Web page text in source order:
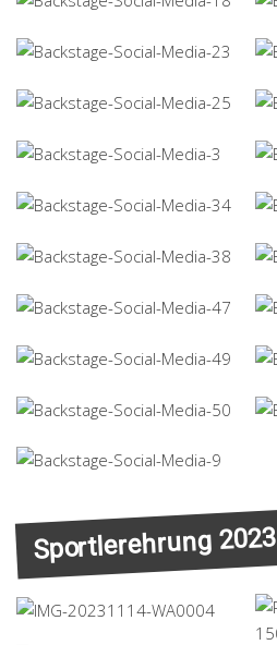
Sportlerehrung 2023